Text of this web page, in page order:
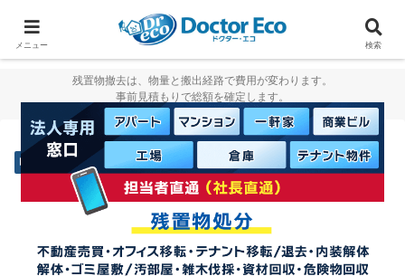
家をまるごと片付けたいなら
実績数１万7000件のドクターエコ
残置物撤去は、物量と搬出経路で費用が変わります。
事前見積もりで総額を確定します。
残置物撤去・処分
法人のお客様（不動産業者様、賃貸オーナー様、管理
会社様）にはスムーズに対応ができるように社長直通
の連絡先をお渡ししております。
メニュー 検索